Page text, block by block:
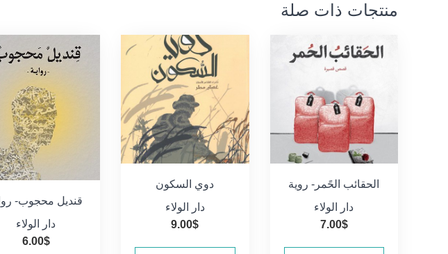
منتجات ذات صلة
الحقائب الحًمر- روية
دار الولاء
7.00$
دوي السكون
دار الولاء
9.00$
قنديل محجوب-
دار الولاء
6.00$